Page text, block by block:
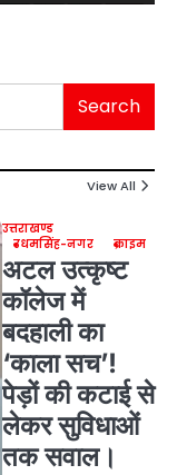
Search
View All
उत्तराखण्ड
उधमसिंह-नगर
क्राइम
अटल उत्कृष्ट
कॉलेज में
बदहाली का
‘काला सच’!
पेड़ों की कटाई से
लेकर सुविधाओं
तक सवाल।